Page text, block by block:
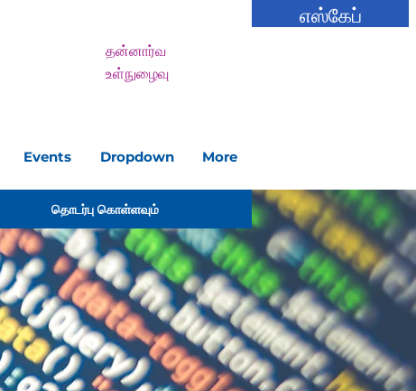
தன்னார்வ
உள்நுழைவு
Events Dropdown More
எஸ்கேப்
தொடர்பு கொள்ளவும்